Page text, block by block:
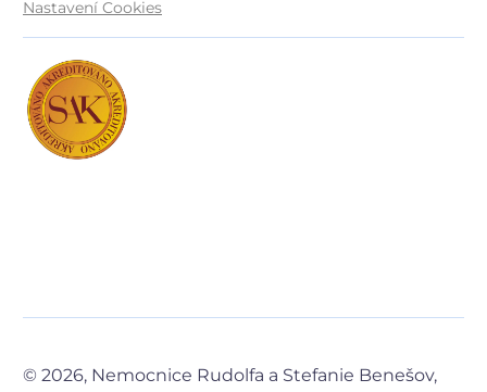
Nastavení Cookies
© 2026, Nemocnice Rudolfa a Stefanie Benešov,